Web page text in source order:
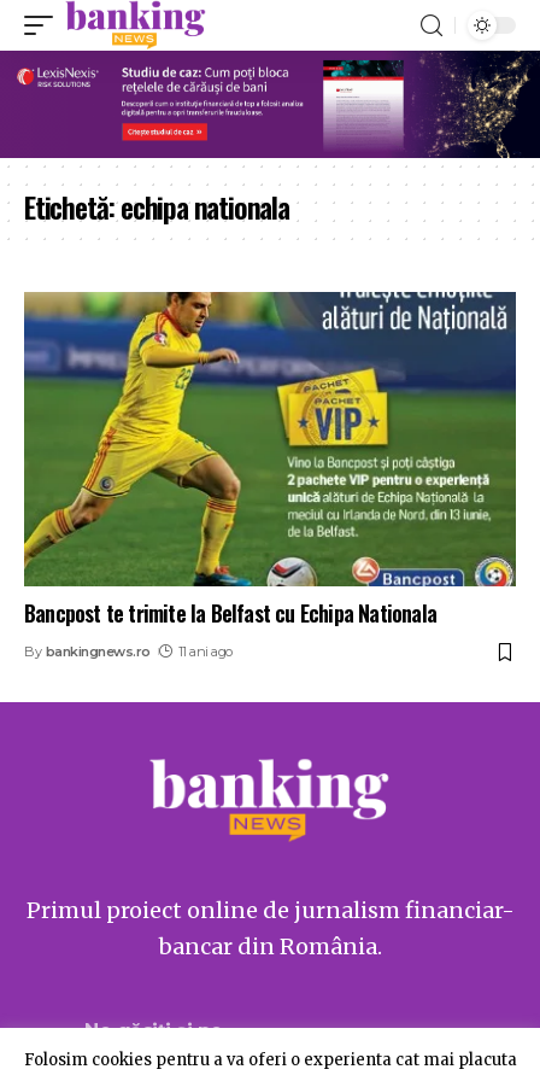
Etichetă:echipa nationala
Bancpost te trimite la Belfast cu Echipa Nationala
By bankingnews.ro 11 ani ago
Primul proiect online de jurnalism financiar-
bancar din România.
Ne găsiți și pe
Folosim cookies pentru a va oferi o experienta cat mai placuta